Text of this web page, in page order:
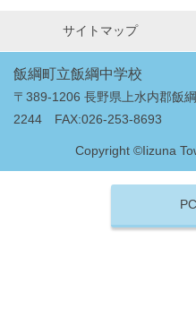
サイトマップ
飯綱町立飯綱中学校
〒389-1206 長野県上水内郡飯
2244 FAX:026-253-8693
Copyright ©Iizuna